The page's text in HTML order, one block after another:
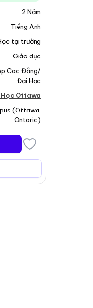
2 Năm
Tiếng Anh
tại trường
Giáo dục
Cao Đẳng/
Đại Học
Ottawa
(Ottawa
Ontario)